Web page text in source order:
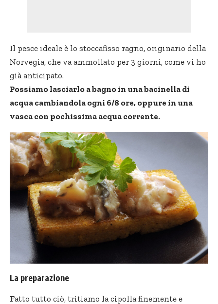
Il pesce ideale è lo stoccafisso ragno, originario della
Norvegia, che va ammollato per 3 giorni, come vi ho
già anticipato.
Possiamo lasciarlo a bagno in una bacinella di
acqua cambiandola ogni 6/8 ore, oppure in una
vasca con pochissima acqua corrente.
La preparazione
Fatto tutto ciò, tritiamo la cipolla finemente e